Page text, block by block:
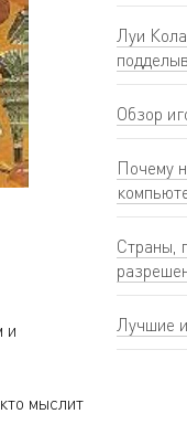
и
мыслит
Луи
Обзор
Почему
Страны,
Лучшие